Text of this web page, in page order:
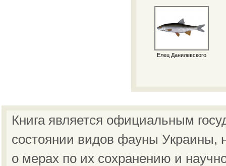
Елец Данилевского
Книга является официальным
состоянии видов фауны Украины,
о мерах по их сохранению и